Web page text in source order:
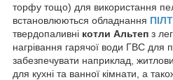
торфу тощо) для використання
встановлюються обладнання
твердопаливні котли Альтеп з
нагрівання гарячої води ГВС для
забезпечувати наприклад,
для кухні та ванної кімнати, а